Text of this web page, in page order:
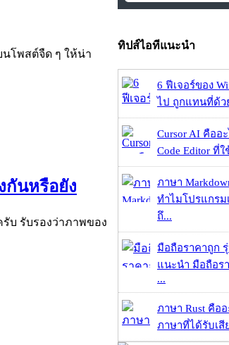
นโพสต์จืด ๆ ให้น่า
กันหรือยัง
บ รับรองว่าภาพของ
ทิปส์ไอทีแนะนำ
6 ฟีเจอร์ของ
ไป ถูกแทนที่ด้ว
Cursor AI คืออ
Code Editor ที่
ภาษา
ทำไมโปรแกรม
ถึ...
มือถือราคาถูก
แนะนำ มือถือร
...
ภาษา Rust คืออ
ภาษาที่ได้รับเสี